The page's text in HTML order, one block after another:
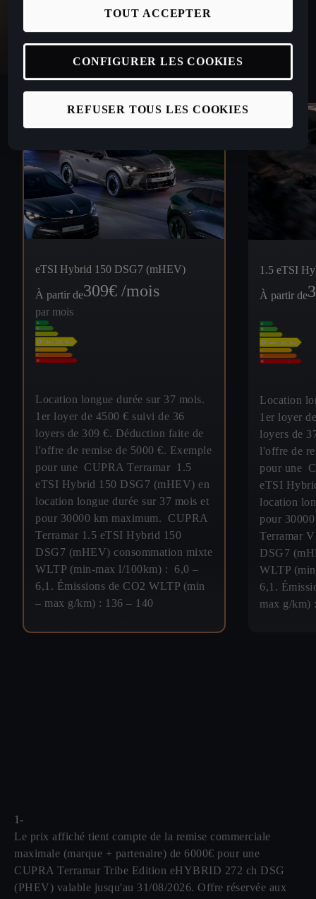
eTSI Hybrid 150 DSG7 (mHEV)
À partir de309€ /mois
par mois
Location longue durée sur 37 mois.
1er loyer de 4500 € suivi de 36
loyers de 309 €. Déduction faite de
l'offre de remise de 5000 €. Exemple
pour une CUPRA Terramar 1.5
eTSI Hybrid 150 DSG7 (mHEV) en
location longue durée sur 37 mois et
pour 30000 km maximum. CUPRA
Terramar 1.5 eTSI Hybrid 150
DSG7 (mHEV) consommation mixte
WLTP (min-max l/100km) : 6,0 –
6,1. Émissions de CO2 WLTP (min
– max g/km) : 136 – 140
1.5 eTSI
À partir de
Location
1er loyer
loyers de
l'offre de
pour une
eTSI
location
pour
Terramar
DSG7
WLTP
6,1.
max g/km)
1-
Le prix affiché tient compte de la remise commerciale
maximale (marque + partenaire) de 6000€ pour une
CUPRA Terramar Tribe Edition eHYBRID 272 ch DSG
(PHEV) valable jusqu'au 31/08/2026. Offre réservée aux
REFUSER TOUS LES COOKIES
TOUT ACCEPTER
CONFIGURER LES COOKIES